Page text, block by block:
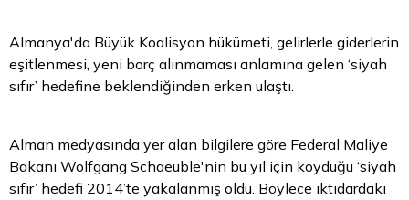
Almanya'da Büyük Koalisyon hükümeti, gelirlerle giderlerin
eşitlenmesi, yeni borç alınmaması anlamına gelen ‘siyah
sıfır’ hedefine beklendiğinden erken ulaştı.
Alman medyasında yer alan bilgilere göre Federal Maliye
Bakanı Wolfgang Schaeuble'nin bu yıl için koyduğu ‘siyah
sıfır’ hedefi 2014’te yakalanmış oldu. Böylece iktidardaki